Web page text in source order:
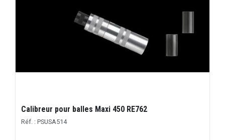
Calibreur pour balles Maxi 450 RE762
Réf. : PSUSA514